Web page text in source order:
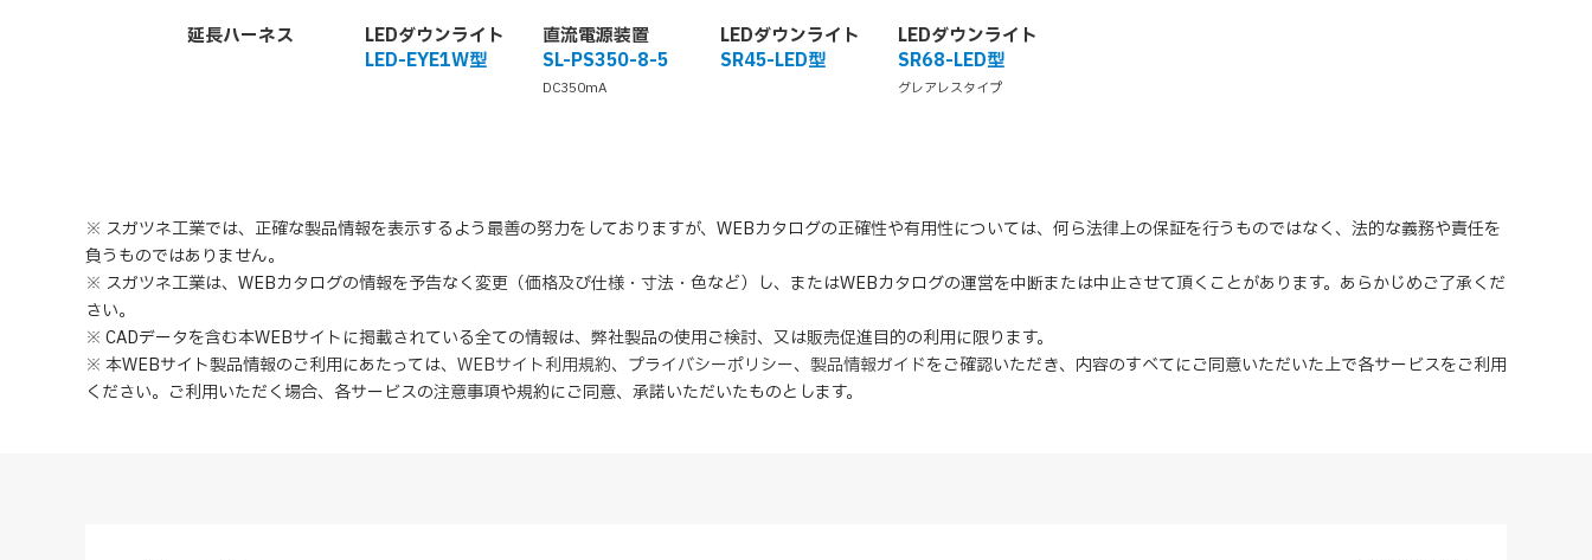
延長ハーネス
LEDダウンライト
LED-EYE1W型
直流電源装置
SL-PS350-8-5
DC350mA
LEDダウンライト
SR45-LED型
LEDダウンライト
SR68-LED型
グレアレスタイプ
※ スガツネ工業では、正確な製品情報を表示するよう最善の努力をしておりますが、WEBカタログの正確性や有用性については、何ら法律上の保証を行うものではなく、法的な義務や責任を
負うものではありません。
※ スガツネ工業は、WEBカタログの情報を予告なく変更（価格及び仕様・寸法・色など）し、またはWEBカタログの運営を中断または中止させて頂くことがあります。あらかじめご了承くだ
さい。
※ CADデータを含む本WEBサイトに掲載されている全ての情報は、弊社製品の使用ご検討、又は販売促進目的の利用に限ります。
※ 本WEBサイト製品情報のご利用にあたっては、 WEBサイト利用規約、 プライバシーポリシー、 製品情報ガイドをご確認いただき、内容のすべてにご同意いただいた上で各サービスをご利用
ください。ご利用いただく場合、各サービスの注意事項や規約にご同意、 承諾いただいたものとします。